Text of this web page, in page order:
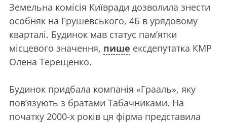
Земельна комісія Київради дозволила знести
особняк на Грушевського, 4Б в урядовому
кварталі. Будинок мав статус пам’ятки
місцевого значення, пише ексдепутатка КМР
Олена Терещенко.
Будинок придбала компанія «Грааль», яку
пов’язують з братами Табачниками. На
початку 2000-х років ця фірма представила